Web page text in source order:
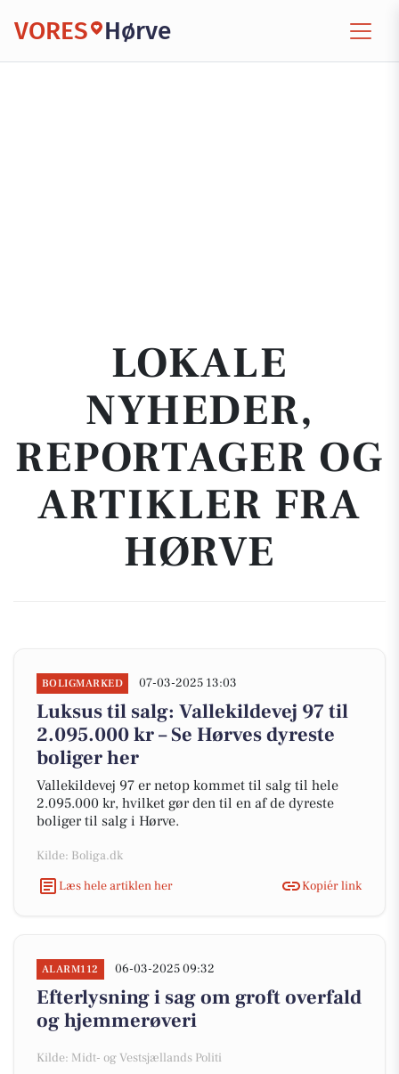
VORES Hørve
LOKALE
NYHEDER,
REPORTAGER OG
ARTIKLER FRA
HØRVE
BOLIGMARKED 07-03-2025 13:03
Luksus til salg: Vallekildevej 97 til
2.095.000 kr – Se Hørves dyreste
boliger her
Vallekildevej 97 er netop kommet til salg til hele
2.095.000 kr, hvilket gør den til en af de dyreste
boliger til salg i Hørve.
Kilde: Boliga.dk
Læs hele artiklen her
Kopiér link
ALARM112 06-03-2025 09:32
Efterlysning i sag om groft overfald
og hjemmerøveri
Kilde: Midt- og Vestsjællands Politi